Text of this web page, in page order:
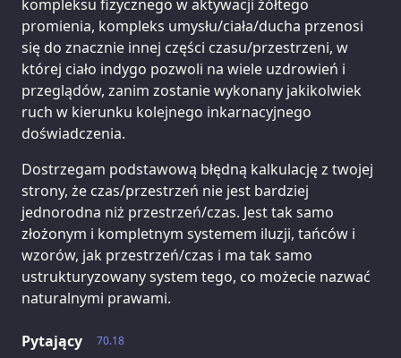
kompleksu fizycznego w aktywacji żółtego
promienia, kompleks umysłu/ciała/ducha przenosi
się do znacznie innej części czasu/przestrzeni, w
której ciało indygo pozwoli na wiele uzdrowień i
przeglądów, zanim zostanie wykonany jakikolwiek
ruch w kierunku kolejnego inkarnacyjnego
doświadczenia.
Dostrzegam podstawową błędną kalkulację z twojej
strony, że czas/przestrzeń nie jest bardziej
jednorodna niż przestrzeń/czas. Jest tak samo
złożonym i kompletnym systemem iluzji, tańców i
wzorów, jak przestrzeń/czas i ma tak samo
ustrukturyzowany system tego, co możecie nazwać
naturalnymi prawami.
70.18
Pytający